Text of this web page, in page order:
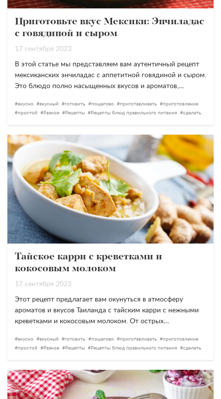
Приготовьте вкус Мексики: Энчиладас
с говядиной и сыром
17 сентября 2023
В этой статье мы представляем вам аутентичный рецепт
мексиканских энчиладас с аппетитной говядиной и сыром.
Это блюдо полно насыщенных вкусов и ароматов,…
вкусно вкусный готовить пошагово приготавливать
приготовление
простой
Разное Рецепты Рецепты блюд правильного питания сделать
Тайское карри с креветками и
кокосовым молоком
17 сентября 2023
Этот рецепт предлагает вам окунуться в атмосферу
ароматов и вкусов Таиланда с тайским карри с нежными
креветками и кокосовым молоком. От острых…
вкусно вкусный готовить пошагово приготавливать
приготовление
простой
Разное Рецепты Рецепты блюд правильного питания сделать